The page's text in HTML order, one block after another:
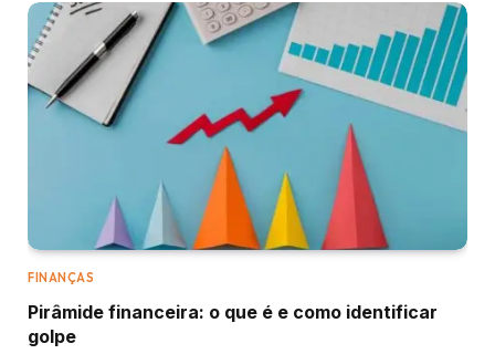
FINANÇAS
Pirâmide financeira: o que é e como identificar
golpe